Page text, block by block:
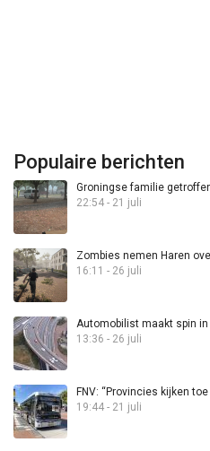
Populaire berichten
Groningse familie
22:54 - 21 juli
Zombies nemen Haren
16:11 - 26 juli
Automobilist maakt spin in
13:36 - 26 juli
FNV: “Provincies kijken
19:44 - 21 juli